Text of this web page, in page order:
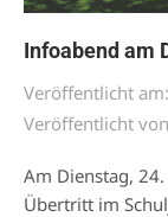
Infoabend am
Veröffentlicht am:
Veröffentlicht
Am Dienstag,
Übertritt im